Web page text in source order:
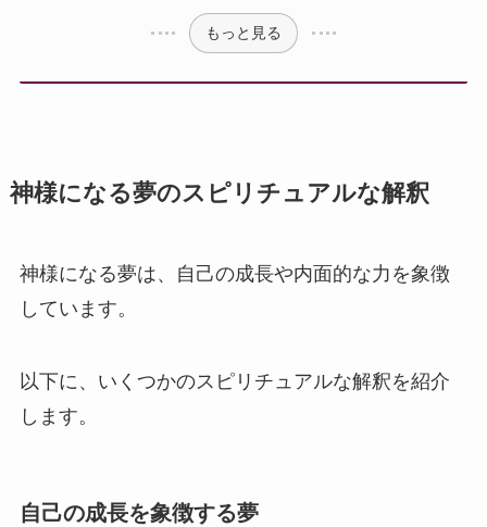
もっと見る
神様になる夢のスピリチュアルな解釈
神様になる夢は、自己の成長や内面的な力を象徴
しています。
以下に、いくつかのスピリチュアルな解釈を紹介
します。
自己の成長を象徴する夢